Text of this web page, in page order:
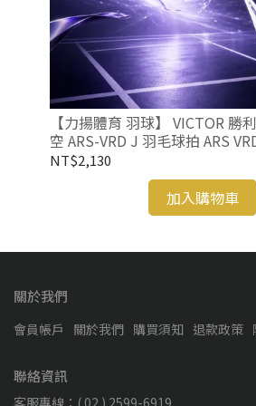
【力揚體育 羽球】 VICTOR 勝
空 ARS-VRD J 羽毛球拍 ARS
NT$2,130
加入購物車
關於我們
會員帳戶 關於我們 購買須知 退款政策
聯絡資訊
客服專線：( 02 ) 2599-6919